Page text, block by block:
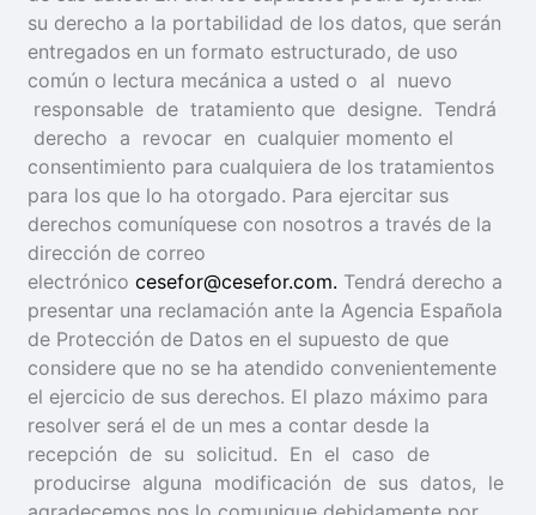
su derecho a la portabilidad de los datos, que serán
entregados en un formato estructurado, de uso
común o lectura mecánica a usted o al nuevo
responsable de tratamiento que designe. Tendrá
derecho a revocar en cualquier momento el
consentimiento para cualquiera de los tratamientos
para los que lo ha otorgado. Para ejercitar sus
derechos comuníquese con nosotros a través de la
dirección de correo
electrónico cesefor@cesefor.com. Tendrá derecho a
presentar una reclamación ante la Agencia Española
de Protección de Datos en el supuesto de que
considere que no se ha atendido convenientemente
el ejercicio de sus derechos. El plazo máximo para
resolver será el de un mes a contar desde la
recepción de su solicitud. En el caso de
producirse alguna modificación de sus datos, le